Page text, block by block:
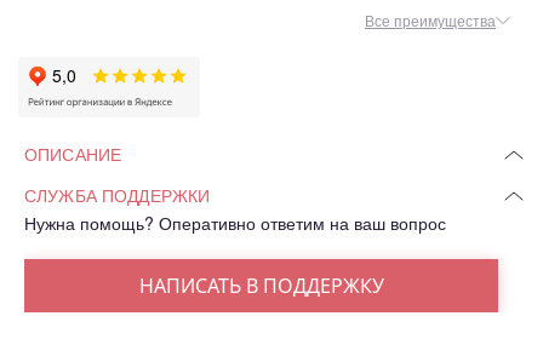
Все преимущества
ОПИСАНИЕ
СЛУЖБА ПОДДЕРЖКИ
Нужна помощь? Оперативно ответим на ваш вопрос
НАПИСАТЬ В ПОДДЕРЖКУ